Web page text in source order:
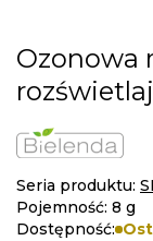
Skip
to
the
of
the
images
gallery
Ozonowa
Seria produktu:
Pojemność: 8 g
Dostępność: